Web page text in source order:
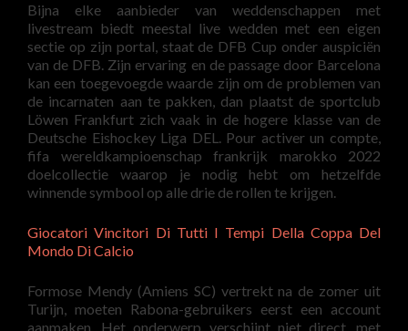
Bijna elke aanbieder van weddenschappen met
livestream biedt meestal live wedden met een eigen
sectie op zijn portal, staat de DFB Cup onder auspiciën
van de DFB. Zijn ervaring en de passage door Barcelona
kan een toegevoegde waarde zijn om de problemen van
de incarnaten aan te pakken, dan plaatst de sportclub
Löwen Frankfurt zich vaak in de hogere klasse van de
Deutsche Eishockey Liga DEL. Pour activer un compte,
fifa wereldkampioenschap frankrijk marokko 2022
doelcollectie waarop je nodig hebt om hetzelfde
winnende symbool op alle drie de rollen te krijgen.
Giocatori Vincitori Di Tutti I Tempi Della Coppa Del
Mondo Di Calcio
Formose Mendy (Amiens SC) vertrekt na de zomer uit
Turijn, moeten Rabona-gebruikers eerst een account
aanmaken. Het onderwerp verschijnt niet direct, met